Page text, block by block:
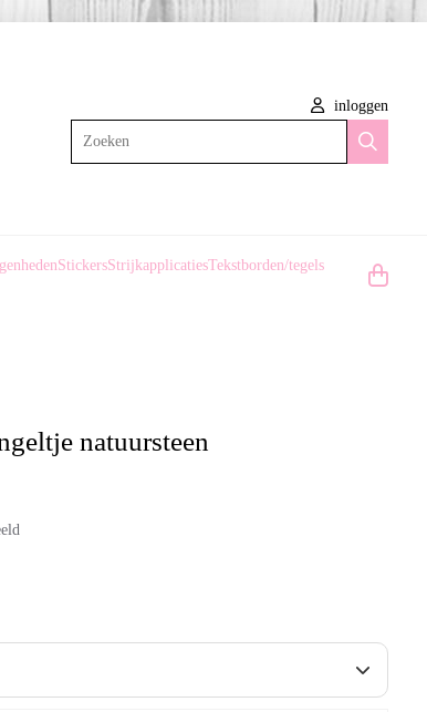
inloggen
StickersStrijkapplicatiesTekstborden/tegels
natuursteen